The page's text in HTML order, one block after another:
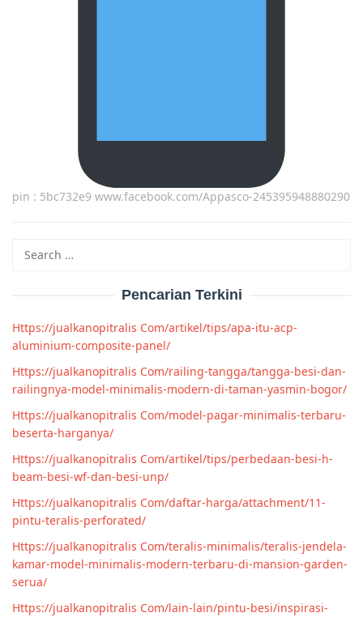
pin : 5bc732e9 www.facebook.com/Appasco-245395948880290
for:
Pencarian Terkini
Https://jualkanopitralis Com/artikel/tips/apa-itu-acp-
aluminium-composite-panel/
Https://jualkanopitralis Com/railing-tangga/tangga-besi-dan-
railingnya-model-minimalis-modern-di-taman-yasmin-bogor/
Https://jualkanopitralis Com/model-pagar-minimalis-terbaru-
beserta-harganya/
Https://jualkanopitralis Com/artikel/tips/perbedaan-besi-h-
beam-besi-wf-dan-besi-unp/
Https://jualkanopitralis Com/daftar-harga/attachment/11-
pintu-teralis-perforated/
Https://jualkanopitralis Com/teralis-minimalis/teralis-jendela-
kamar-model-minimalis-modern-terbaru-di-mansion-garden-
serua/
Https://jualkanopitralis Com/lain-lain/pintu-besi/inspirasi-